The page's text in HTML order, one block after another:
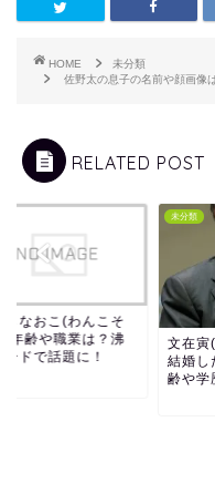
HOME
未分類
佐野太の息子の名前や顔画像
RELATED POST
らなおこ(わんこそ
年齢や職業は？沸
ードで話題に！
未分類
文在寅
結婚し
齢や学